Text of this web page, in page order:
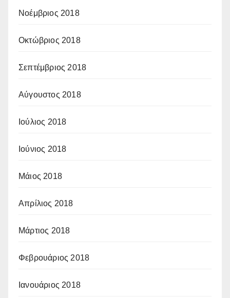
Νοέμβριος 2018
Οκτώβριος 2018
Σεπτέμβριος 2018
Αύγουστος 2018
Ιούλιος 2018
Ιούνιος 2018
Μάιος 2018
Απρίλιος 2018
Μάρτιος 2018
Φεβρουάριος 2018
Ιανουάριος 2018